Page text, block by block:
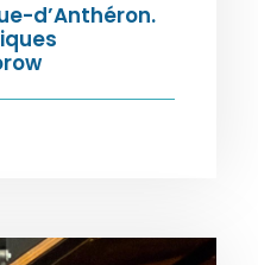
d’Anthéron.